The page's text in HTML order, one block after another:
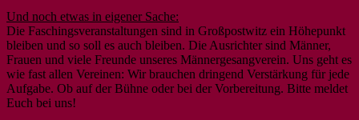
Und noch etwas in eigener Sache:
Die Faschingsveranstaltungen sind in Großpostwitz ein Höhepunkt
bleiben und so soll es auch bleiben. Die Ausrichter sind Männer,
Frauen und viele Freunde unseres Männergesangverein. Uns geht es
wie fast allen Vereinen: Wir brauchen dringend Verstärkung für jede
Aufgabe. Ob auf der Bühne oder bei der Vorbereitung. Bitte meldet
Euch bei uns!